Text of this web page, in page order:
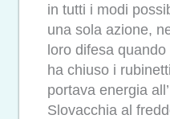
in tutti i modi
una sola azione,
loro difesa
ha chiuso i
portava energia
Slovacchia al